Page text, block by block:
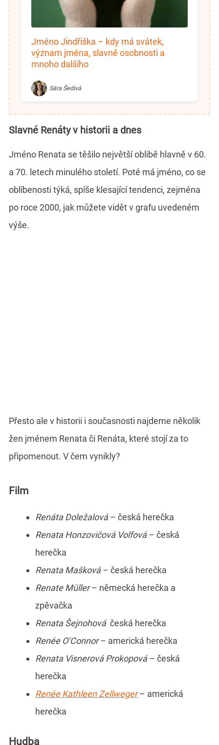
Jméno Jindřiška – kdy má svátek,
význam jména, slavné osobnosti a
mnoho dalšího
Sára Šedivá
Slavné Renáty v historii a dnes
Jméno Renata se těšilo největší oblibě hlavně v 60.
a 70. letech minulého století. Poté má jméno, co se
oblíbenosti týká, spíše klesající tendenci, zejména
po roce 2000, jak můžete vidět v grafu uvedeném
výše.
Přesto ale v historii i současnosti najdeme několik
žen jménem Renata či Renáta, které stojí za to
připomenout. V čem vynikly?
Film
Renáta Doležalová– česká herečka
Renata Honzovičová Volfová– česká
herečka
Renata Mašková– česká herečka
Renate Müller– německá herečka a
zpěvačka
Renata Šejnohováčeská herečka
Renée O’Connor– americká herečka
Renata Visnerová Prokopová– česká
herečka
Renée Kathleen Zellweger– americká
herečka
Hudba